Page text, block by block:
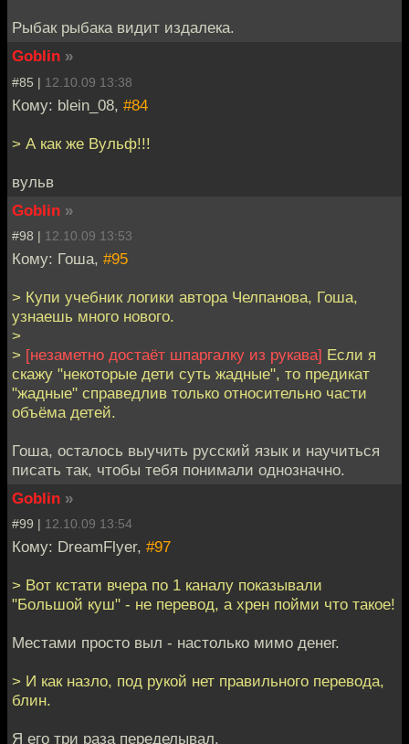
Рыбак рыбака видит издалека.
Goblin »
#85 | 12.10.09 13:38
Кому: blein_08, #84
> А как же Вульф!!!
вульв
Goblin »
#98 | 12.10.09 13:53
Кому: Гоша, #95
> Купи учебник логики автора Челпанова, Гоша,
узнаешь много нового.
>
> [незаметно достаёт шпаргалку из рукава] Если я
скажу "некоторые дети суть жадные", то предикат
"жадные" справедлив только относительно части
объёма детей.
Гоша, осталось выучить русский язык и научиться
писать так, чтобы тебя понимали однозначно.
Goblin »
#99 | 12.10.09 13:54
Кому: DreamFlyer, #97
> Вот кстати вчера по 1 каналу показывали
"Большой куш" - не перевод, а хрен пойми что такое!
Местами просто выл - настолько мимо денег.
> И как назло, под рукой нет правильного перевода,
блин.
Я его три раза переделывал.